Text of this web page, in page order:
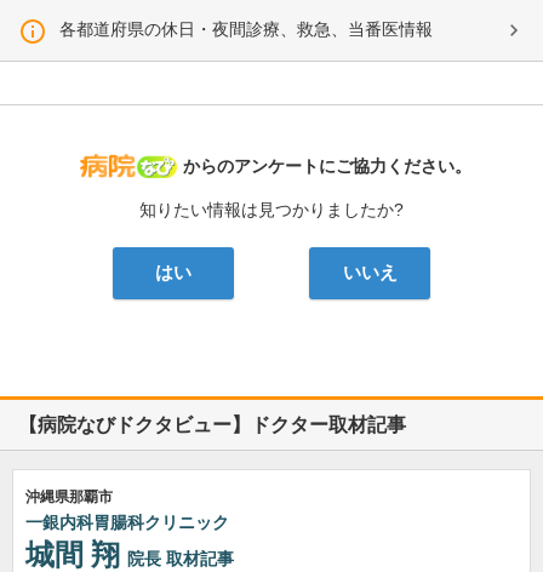
各都道府県の休日・夜間診療、救急、当番医情報
病院なび
からのアンケートにご協力ください。
知りたい情報は見つかりましたか?
はい いいえ
【病院なびドクタビュー】ドクター取材記事
沖縄県那覇市
一銀内科胃腸科クリニック
城間 翔 院長 取材記事